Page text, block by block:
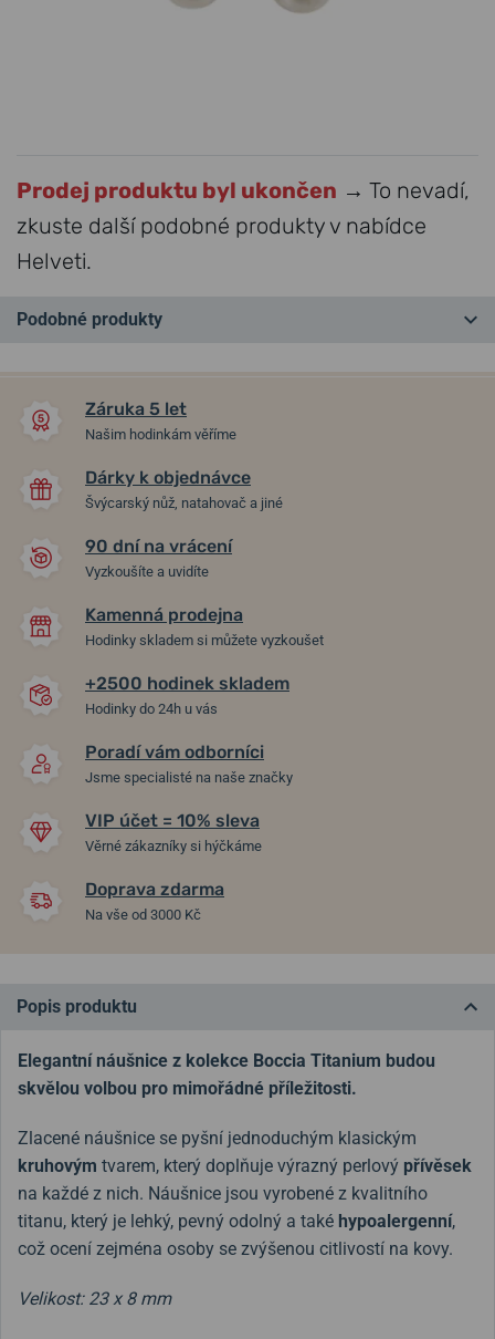
Prodej produktu byl ukončen → To nevadí,
zkuste další podobné produkty v nabídce
Helveti.
Podobné produkty
-20%
Náušnice Boccia Titanium
0510-13
Skladem 14. 8. u vás
1 912 Kč
Náušnice Bering Arctic
Symphony 728-10-05
Záruka 5 let
Našim hodinkám věříme
Dárky k objednávce
Švýcarský nůž, natahovač a jiné
90 dní na vrácení
Vyzkoušíte a uvidíte
Kamenná prodejna
Hodinky skladem si můžete vyzkoušet
+2500 hodinek skladem
Hodinky do 24h u vás
Poradí vám odborníci
Jsme specialisté na naše značky
VIP účet = 10% sleva
Věrné zákazníky si hýčkáme
Doprava zdarma
Na vše od 3000 Kč
Popis produktu
Elegantní náušnice z kolekce Boccia Titanium budou
skvělou volbou pro mimořádné příležitosti.
Zlacené náušnice se pyšní jednoduchým klasickým
kruhovým tvarem, který doplňuje výrazný perlový přívěsek
na každé z nich. Náušnice jsou vyrobené z kvalitního
titanu, který je lehký, pevný odolný a také hypoalergenní,
což ocení zejména osoby se zvýšenou citlivostí na kovy.
Velikost: 23 x 8 mm